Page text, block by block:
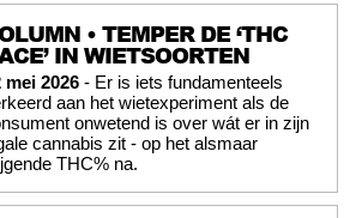
• TEMPER DE ‘THC
IN WIETSOORTEN
mei 2026 - Er is iets fundamenteels
aan het wietexperiment als de
onwetend is over wát er in zijn
cannabis zit - op het alsmaar
THC% na.